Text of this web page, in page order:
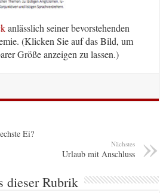
anlässlich seiner bevorstehenden
(Klicken Sie auf das Bild, um
Größe anzeigen zu lassen.)
Ei?
Nächstes
Urlaub mit Anschluss
dieser Rubrik